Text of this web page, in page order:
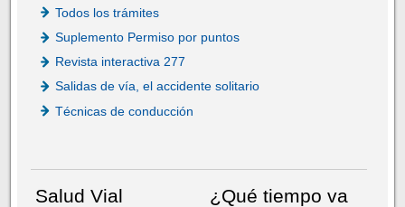
Todos los trámites
Suplemento Permiso por puntos
Revista interactiva 277
Salidas de vía, el accidente solitario
Técnicas de conducción
Salud Vial
¿Qué tiempo va